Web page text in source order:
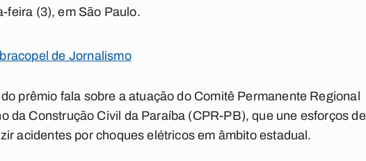
feira (3), em São Paulo.
de Jornalismo
prêmio fala sobre a atuação do Comitê Permanente Regional
da Construção Civil da Paraíba (CPR-PB), que une esforços de
acidentes por choques elétricos em âmbito estadual.